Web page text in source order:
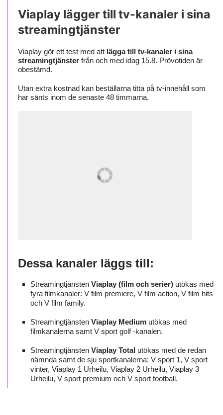
Viaplay lägger till tv-kanaler i sina
streamingtjänster
Viaplay gör ett test med att lägga till tv-kanaler i sina
streamingtjänster från och med idag 15.8. Prövotiden är
obestämd.
Utan extra kostnad kan beställarna titta på tv-innehåll som
har sänts inom de senaste 48 timmarna.
Dessa kanaler läggs till:
Streamingtjänsten Viaplay (film och serier) utökas med
fyra filmkanaler: V film premiere, V film action, V film hits
och V film family.
Streamingtjänsten Viaplay Medium utökas med
filmkanalerna samt V sport golf -kanalen.
Streamingtjänsten Viaplay Total utökas med de redan
nämnda samt de sju sportkanalerna: V sport 1, V sport
vinter, Viaplay 1 Urheilu, Viaplay 2 Urheilu, Viaplay 3
Urheilu, V sport premium och V sport football.